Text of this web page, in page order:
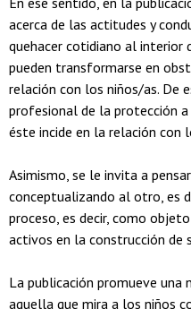
acerca de las actitudes y
quehacer cotidiano al interior
pueden transformarse en
relación con los niños/as. De
profesional de la protección
éste incide en la relación con
Asimismo, se le invita a
conceptualizando al otro, es
proceso, es decir, como
activos en la construcción de
La publicación promueve una
aquella que mira a los niños